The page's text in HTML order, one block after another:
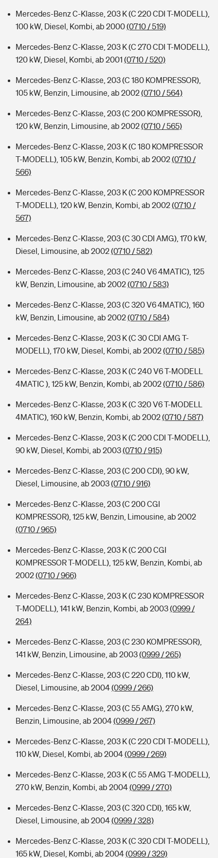
Mercedes-Benz C-Klasse, 203 K (C 220 CDI T-MODELL),
100 kW, Diesel, Kombi, ab 2000(0710 / 519)
Mercedes-Benz C-Klasse, 203 K (C 270 CDI T-MODELL),
120 kW, Diesel, Kombi, ab 2001 (0710 / 520)
Mercedes-Benz C-Klasse, 203 (C 180 KOMPRESSOR),
105 kW, Benzin, Limousine, ab 2002(0710 / 564)
Mercedes-Benz C-Klasse, 203 (C 200 KOMPRESSOR),
120 kW, Benzin, Limousine, ab 2002(0710 / 565)
Mercedes-Benz C-Klasse, 203 K (C 180 KOMPRESSOR
T-MODELL), 105 kW, Benzin, Kombi, ab 2002(0710 /
566)
Mercedes-Benz C-Klasse, 203 K (C 200 KOMPRESSOR
T-MODELL), 120 kW, Benzin, Kombi, ab 2002(0710 /
567)
Mercedes-Benz C-Klasse, 203 (C 30 CDI AMG), 170 kW,
Diesel, Limousine, ab 2002(0710 / 582)
Mercedes-Benz C-Klasse, 203 (C 240 V6 4MATIC), 125
kW, Benzin, Limousine, ab 2002(0710 / 583)
Mercedes-Benz C-Klasse, 203 (C 320 V6 4MATIC), 160
kW, Benzin, Limousine, ab 2002(0710 / 584)
Mercedes-Benz C-Klasse, 203 K (C 30 CDI AMG T-
MODELL), 170 kW, Diesel, Kombi, ab 2002(0710 / 585)
Mercedes-Benz C-Klasse, 203 K (C 240 V6 T-MODELL
4MATIC ), 125 kW, Benzin, Kombi, ab 2002(0710 / 586)
Mercedes-Benz C-Klasse, 203 K (C 320 V6 T-MODELL
4MATIC), 160 kW, Benzin, Kombi, ab 2002(0710 / 587)
Mercedes-Benz C-Klasse, 203 K (C 200 CDI T-MODELL),
90 kW, Diesel, Kombi, ab 2003(0710 / 915)
Mercedes-Benz C-Klasse, 203 (C 200 CDI), 90 kW,
Diesel, Limousine, ab 2003(0710 / 916)
Mercedes-Benz C-Klasse, 203 (C 200 CGI
KOMPRESSOR), 125 kW, Benzin, Limousine, ab 2002
(0710 / 965)
Mercedes-Benz C-Klasse, 203 K (C 200 CGI
KOMPRESSOR T-MODELL), 125 kW, Benzin, Kombi, ab
2002(0710 / 966)
Mercedes-Benz C-Klasse, 203 K (C 230 KOMPRESSOR
T-MODELL), 141 kW, Benzin, Kombi, ab 2003(0999 /
264)
Mercedes-Benz C-Klasse, 203 (C 230 KOMPRESSOR),
141 kW, Benzin, Limousine, ab 2003(0999 / 265)
Mercedes-Benz C-Klasse, 203 (C 220 CDI), 110 kW,
Diesel, Limousine, ab 2004(0999 / 266)
Mercedes-Benz C-Klasse, 203 (C 55 AMG), 270 kW,
Benzin, Limousine, ab 2004(0999 / 267)
Mercedes-Benz C-Klasse, 203 K (C 220 CDI T-MODELL),
110 kW, Diesel, Kombi, ab 2004(0999 / 269)
Mercedes-Benz C-Klasse, 203 K (C 55 AMG T-MODELL),
270 kW, Benzin, Kombi, ab 2004(0999 / 270)
Mercedes-Benz C-Klasse, 203 (C 320 CDI), 165 kW,
Diesel, Limousine, ab 2004(0999 / 328)
Mercedes-Benz C-Klasse, 203 K (C 320 CDI T-MODELL),
165 kW, Diesel, Kombi, ab 2004(0999 / 329)